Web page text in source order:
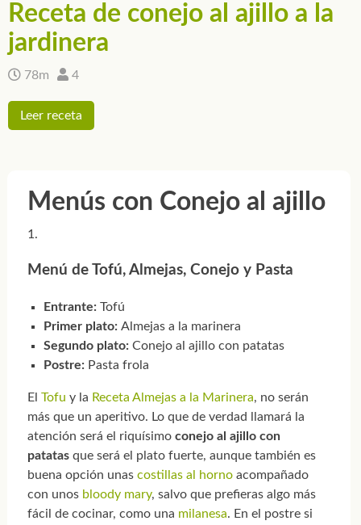
Receta de conejo al ajillo a la
jardinera
78m 4
Leer receta
Menús con Conejo al ajillo
Menú de Tofú, Almejas, Conejo y Pasta
Entrante: Tofú
Primer plato: Almejas a la marinera
Segundo plato: Conejo al ajillo con patatas
Postre: Pasta frola
El Tofu y la Receta Almejas a la Marinera, no serán
más que un aperitivo. Lo que de verdad llamará la
atención será el riquísimo conejo al ajillo con
patatas que será el plato fuerte, aunque también es
buena opción unas costillas al hornoacompañado
con unos bloody mary, salvo que prefieras algo más
fácil de cocinar, como una milanesa. En el postre si